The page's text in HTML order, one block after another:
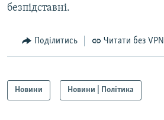
безпідставні.
Поділитись Читати без VPN
Новини Новини | Політика